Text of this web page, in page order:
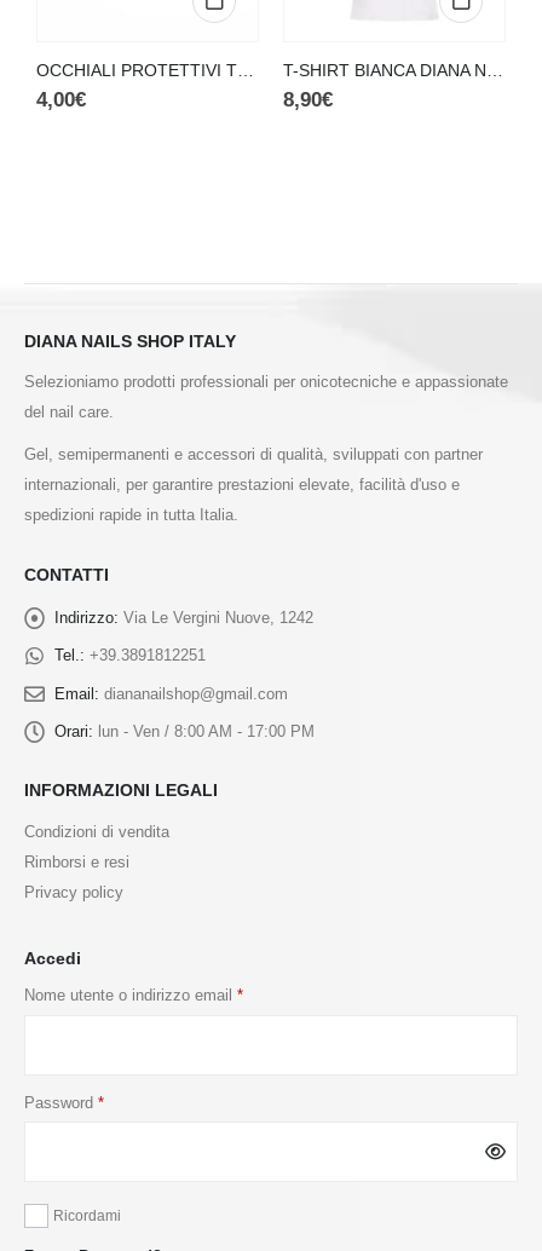
OCCHIALI PROTETTIVI TRASPARENTI
4,00€
T-SHIRT BIANCA DIANA NAILS (S)
8,90€
DIANA NAILS SHOP ITALY
Selezioniamo prodotti professionali per onicotecniche e appassionate
del nail care.
Gel, semipermanenti e accessori di qualità, sviluppati con partner
internazionali, per garantire prestazioni elevate, facilità d'uso e
spedizioni rapide in tutta Italia.
CONTATTI
Indirizzo: Via Le Vergini Nuove, 1242
Tel.: +39.3891812251
Email: diananailshop@gmail.com
Orari: lun - Ven / 8:00 AM - 17:00 PM
INFORMAZIONI LEGALI
Condizioni di vendita
Rimborsi e resi
Privacy policy
Accedi
Nome utente o indirizzo email *
Password *
Ricordami